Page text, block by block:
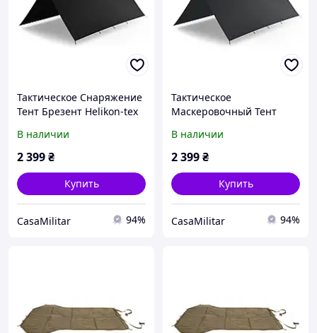
Тактическое Снаряжение
Тент Брезент Helikon-tex
В наличии
2 399₴
Купить
CasaMilitar 94%
Тактическое
Маскеровочный Тент
SUPERTARP SHADOW GREY
Серый
В наличии
2 399₴
Купить
CasaMilitar 94%